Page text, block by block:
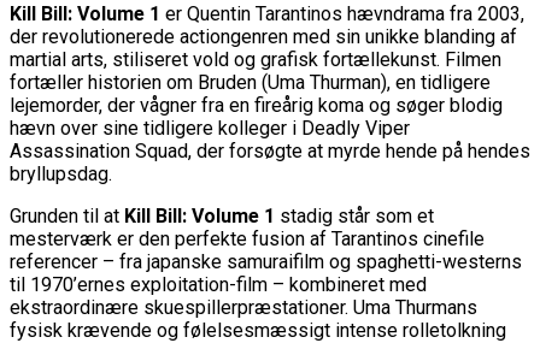
Kill Bill: Volume 1 er Quentin Tarantinos hævndrama fra 2003,
der revolutionerede actiongenren med sin unikke blanding af
martial arts, stiliseret vold og grafisk fortællekunst. Filmen
fortæller historien om Bruden (Uma Thurman), en tidligere
lejemorder, der vågner fra en fireårig koma og søger blodig
hævn over sine tidligere kolleger i Deadly Viper
Assassination Squad, der forsøgte at myrde hende på hendes
bryllupsdag.
Grunden til at Kill Bill: Volume 1 stadig står som et
mesterværk er den perfekte fusion af Tarantinos cinefile
referencer – fra japanske samuraifilm og spaghetti-westerns
til 1970’ernes exploitation-film – kombineret med
ekstraordinære skuespillerpræstationer. Uma Thurmans
fysisk krævende og følelsesmæssigt intense rolletolkning